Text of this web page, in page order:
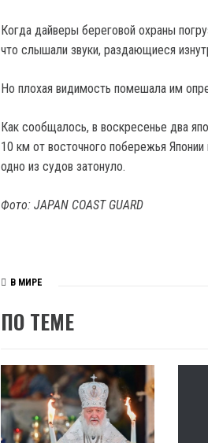
Когда дайверы береговой охраны
что слышали звуки, раздающиеся
Но плохая видимость помешала им
Как сообщалось, в воскресенье два
10 км от восточного побережья
одно из судов затонуло.
Фото: JAPAN COAST GUARD
В МИРЕ
ПО ТЕМЕ